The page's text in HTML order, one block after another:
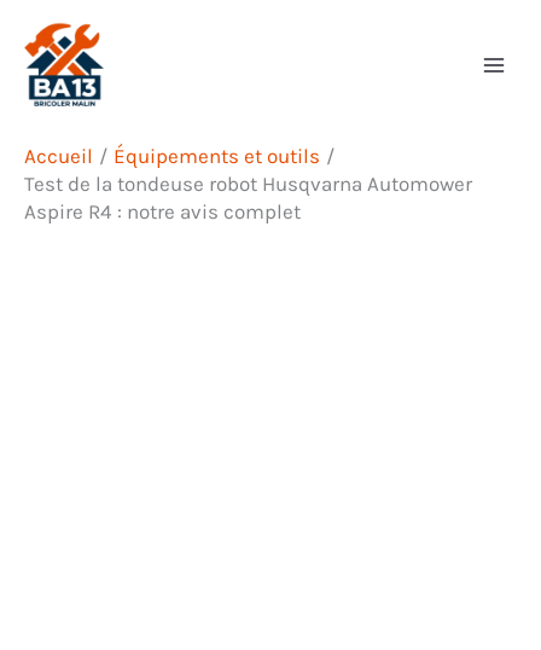
contenu
Accueil
Équipements et outils
Test de la tondeuse robot Husqvarna Automower
Aspire R4 : notre avis complet
Rechercher